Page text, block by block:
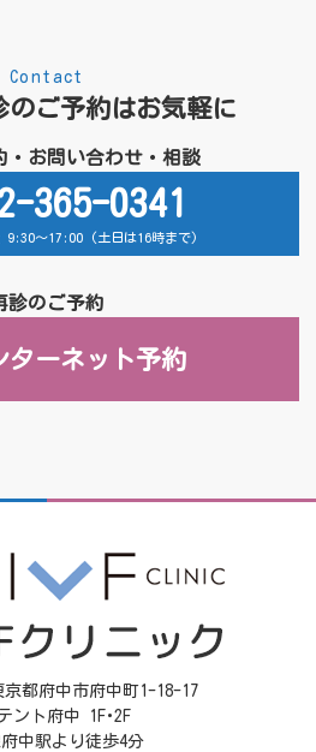
のご予約はお気軽に
Contact
・お問い合わせ・相談
365-0341
9:30～17:00 (土日は16時まで)
診のご予約
ターネット予約
京都府中市府中町1-18-17
ント府中 1F･2F
中駅より徒歩4分